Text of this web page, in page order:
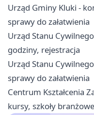
Urząd Gminy Kluki -
sprawy do załatwienia
Urząd Stanu
godziny, rejestracja
Urząd Stanu
sprawy do załatwienia
Centrum Kształcenia
kursy, szkoły